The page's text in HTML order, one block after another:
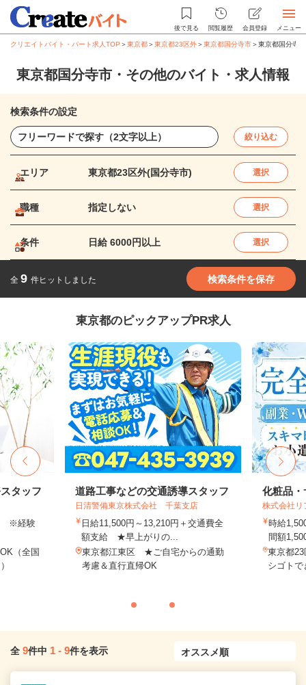
後で見る 閲覧履歴 会員登録 メニュー
クリエイトバイト・パート求人TOP ＞東京都＞東京都23区外＞東京都国分寺市＞東京都国分寺
東京都国分寺市・その他のバイト・求人情報
検索条件の設定
絞り込む
エリア 東京都23区外(国分寺市) 選択
職種 指定しない 選択
条件 日給 6000円以上 選択
全 9 件ヒットしました 検索条件を保存
東京都のピックアップPR求人
タッフ
※経験
（全国
道路工事などの交通誘導スタッフ
日清警備東京株式会社 千葉支店
日給11,500円～13,210円＋交通費全
額支給 ★早上がりの...
東京都江東区 ★ご自宅からの通勤
考慮＆直行直帰OK
化粧品・
株式会社リ
時給
間額
東京都
シゴト
全 9件中 1 - 9件を表示